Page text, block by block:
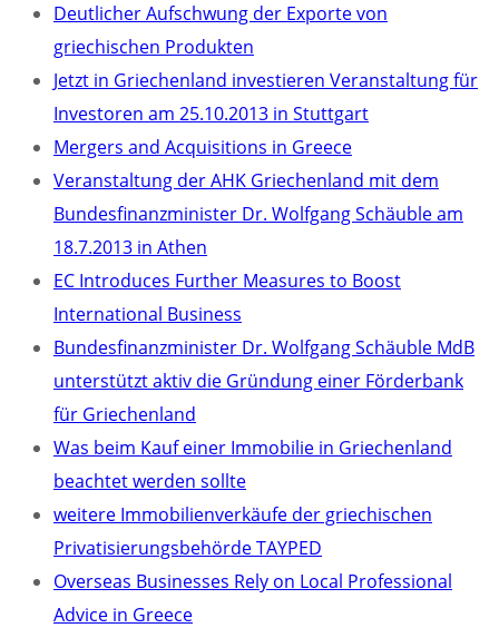
Deutlicher Aufschwung der Exporte von
griechischen Produkten
Jetzt in Griechenland investieren Veranstaltung für
Investoren am 25.10.2013 in Stuttgart
Mergers and Acquisitions in Greece
Veranstaltung der AHK Griechenland mit dem
Bundesfinanzminister Dr. Wolfgang Schäuble am
18.7.2013 in Athen
EC Introduces Further Measures to Boost
International Business
Bundesfinanzminister Dr. Wolfgang Schäuble MdB
unterstützt aktiv die Gründung einer Förderbank
für Griechenland
Was beim Kauf einer Immobilie in Griechenland
beachtet werden sollte
weitere Immobilienverkäufe der griechischen
Privatisierungsbehörde TAYPED
Overseas Businesses Rely on Local Professional
Advice in Greece